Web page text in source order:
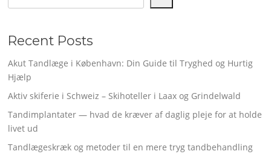
Recent Posts
Akut Tandlæge i København: Din Guide til Tryghed og Hurtig
Hjælp
Aktiv skiferie i Schweiz – Skihoteller i Laax og Grindelwald
Tandimplantater — hvad de kræver af daglig pleje for at holde
livet ud
Tandlægeskræk og metoder til en mere tryg tandbehandling